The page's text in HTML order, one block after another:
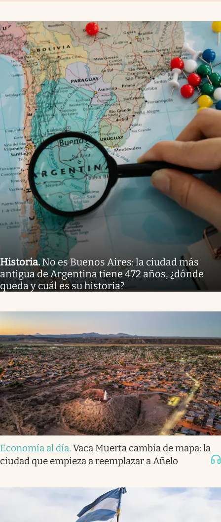
Historia. No es Buenos Aires: la ciudad más
antigua de Argentina tiene 472 años, ¿dónde
queda y cuál es su historia?
Economía al día. Vaca Muerta cambia de mapa: la
ciudad que empieza a reemplazar a Añelo